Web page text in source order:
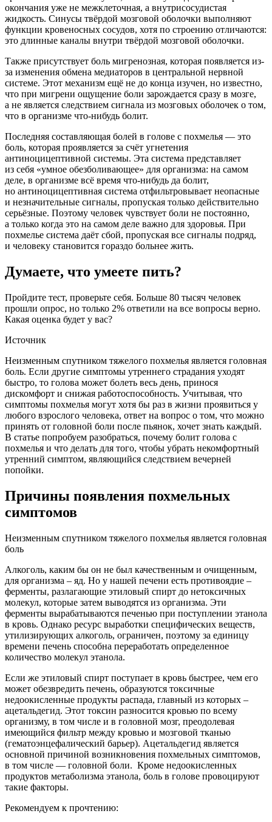
окончания уже не межклеточная, а внутрисосудистая
жидкость. Синусы твёрдой мозговой оболочки выполняют
функции кровеносных сосудов, хотя по строению отличаются:
это длинные каналы внутри твёрдой мозговой оболочки.
Также присутствует боль мигренозная, которая появляется из-
за изменения обмена медиаторов в центральной нервной
системе. Этот механизм ещё не до конца изучен, но известно,
что при мигрени ощущение боли зарождается сразу в мозге,
а не является следствием сигнала из мозговых оболочек о том,
что в организме что-нибудь болит.
Последняя составляющая болей в голове с похмелья — это
боль, которая проявляется за счёт угнетения
антиноцицептивной системы. Эта система представляет
из себя «умное обезболивающее» для организма: на самом
деле, в организме всё время что-нибудь да болит,
но антиноцицептивная система отфильтровывает неопасные
и незначительные сигналы, пропуская только действительно
серьёзные. Поэтому человек чувствует боли не постоянно,
а только когда это на самом деле важно для здоровья. При
похмелье система даёт сбой, пропуская все сигналы подряд,
и человеку становится гораздо больнее жить.
Думаете, что умеете пить?
Пройдите тест, проверьте себя. Больше 80 тысяч человек
прошли опрос, но только 2% ответили на все вопросы верно.
Какая оценка будет у вас?
Источник
Неизменным спутником тяжелого похмелья является головная
боль. Если другие симптомы утреннего страдания уходят
быстро, то голова может болеть весь день, принося
дискомфорт и снижая работоспособность. Учитывая, что
симптомы похмелья могут хотя бы раз в жизни проявиться у
любого взрослого человека, ответ на вопрос о том, что можно
принять от головной боли после пьянок, хочет знать каждый.
В статье попробуем разобраться, почему болит голова с
похмелья и что делать для того, чтобы убрать некомфортный
утренний симптом, являющийся следствием вечерней
попойки.
Причины появления похмельных
симптомов
Неизменным спутником тяжелого похмелья является головная
боль
Алкоголь, каким бы он не был качественным и очищенным,
для организма – яд. Но у нашей печени есть противоядие –
ферменты, разлагающие этиловый спирт до нетоксичных
молекул, которые затем выводятся из организма. Эти
ферменты вырабатываются печенью при поступлении этанола
в кровь. Однако ресурс выработки специфических веществ,
утилизирующих алкоголь, ограничен, поэтому за единицу
времени печень способна переработать определенное
количество молекул этанола.
Если же этиловый спирт поступает в кровь быстрее, чем его
может обезвредить печень, образуются токсичные
недоокисленные продукты распада, главный из которых –
ацетальдегид. Этот токсин разносится кровью по всему
организму, в том числе и в головной мозг, преодолевая
имеющийся фильтр между кровью и мозговой тканью
(гематоэнцефалический барьер). Ацетальдегид является
основной причиной возникновения похмельных симптомов,
в том числе — головной боли. Кроме недоокисленных
продуктов метаболизма этанола, боль в голове провоцируют
такие факторы.
Рекомендуем к прочтению: